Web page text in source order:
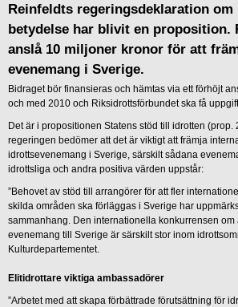
Reinfeldts regeringsdeklaration
betydelse har blivit en proposition.
anslå 10 miljoner kronor för att
evenemang i Sverige.
Bidraget bör finansieras och hämtas via ett förhöjt
och med 2010 och Riksidrottsförbundet ska få
Det är i propositionen Statens stöd till idrotten (prop.
regeringen bedömer att det är viktigt att främja
idrottsevenemang i Sverige, särskilt sådana
idrottsliga och andra positiva värden uppstår:
”Behovet av stöd till arrangörer för att fler
skilda områden ska förläggas i Sverige har
sammanhang. Den internationella konkurrensen om
evenemang till Sverige är särskilt stor inom
Kulturdepartementet.
Elitidrottare viktiga ambassadörer
”Arbetet med att skapa förbättrade förutsättning för